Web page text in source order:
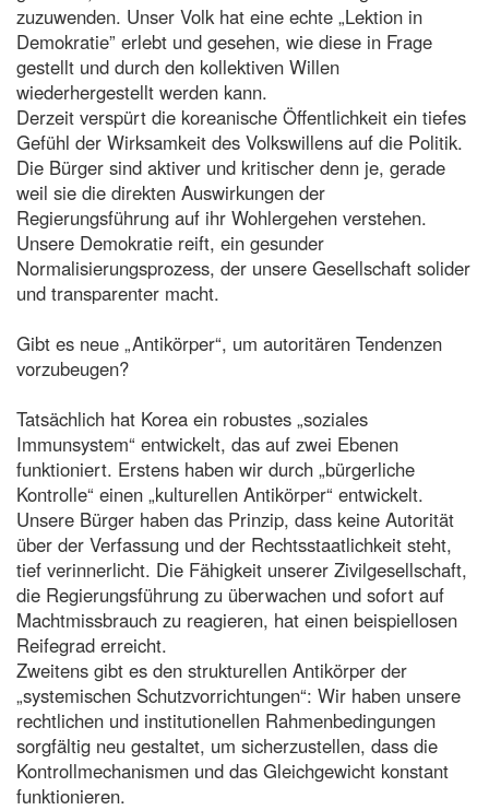
zuzuwenden. Unser Volk hat eine echte „Lektion in
Demokratie” erlebt und gesehen, wie diese in Frage
gestellt und durch den kollektiven Willen
wiederhergestellt werden kann.
Derzeit verspürt die koreanische Öffentlichkeit ein tiefes
Gefühl der Wirksamkeit des Volkswillens auf die Politik.
Die Bürger sind aktiver und kritischer denn je, gerade
weil sie die direkten Auswirkungen der
Regierungsführung auf ihr Wohlergehen verstehen.
Unsere Demokratie reift, ein gesunder
Normalisierungsprozess, der unsere Gesellschaft solider
und transparenter macht.
Gibt es neue „Antikörper“, um autoritären Tendenzen
vorzubeugen?
Tatsächlich hat Korea ein robustes „soziales
Immunsystem“ entwickelt, das auf zwei Ebenen
funktioniert. Erstens haben wir durch „bürgerliche
Kontrolle“ einen „kulturellen Antikörper“ entwickelt.
Unsere Bürger haben das Prinzip, dass keine Autorität
über der Verfassung und der Rechtsstaatlichkeit steht,
tief verinnerlicht. Die Fähigkeit unserer Zivilgesellschaft,
die Regierungsführung zu überwachen und sofort auf
Machtmissbrauch zu reagieren, hat einen beispiellosen
Reifegrad erreicht.
Zweitens gibt es den strukturellen Antikörper der
„systemischen Schutzvorrichtungen“: Wir haben unsere
rechtlichen und institutionellen Rahmenbedingungen
sorgfältig neu gestaltet, um sicherzustellen, dass die
Kontrollmechanismen und das Gleichgewicht konstant
funktionieren.